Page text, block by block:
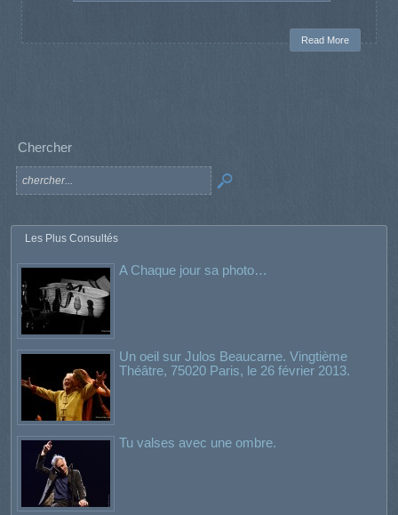
Read More
Chercher
Les Plus Consultés
A Chaque jour sa photo…
Un oeil sur Julos Beaucarne. Vingtième
Théâtre, 75020 Paris, le 26 février 2013.
Tu valses avec une ombre.